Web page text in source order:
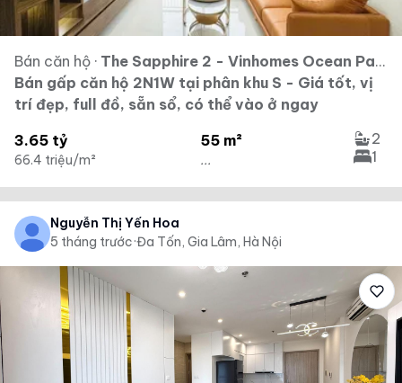
Bán căn hộ · The Sapphire 2 - Vinhomes Ocean Park - Vinhomes Ocean Park Gia Lâm
Bán gấp căn hộ 2N1W tại phân khu S - Giá tốt, vị
trí đẹp, full đồ, sẵn sổ, có thể vào ở ngay
3.65 tỷ
66.4 triệu/m²
55 m²
...
2
1
Nguyễn Thị Yến Hoa
5 tháng trước·Đa Tốn, Gia Lâm, Hà Nội